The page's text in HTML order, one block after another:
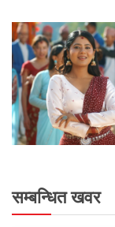
सम्बन्धित खवर